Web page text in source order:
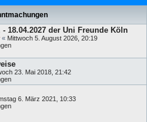
- 18.04.2027 der Uni Freunde Köln
« Mittwoch 5. August 2026, 20:19
23. Mai 2018, 21:42
6. März 2021, 10:33